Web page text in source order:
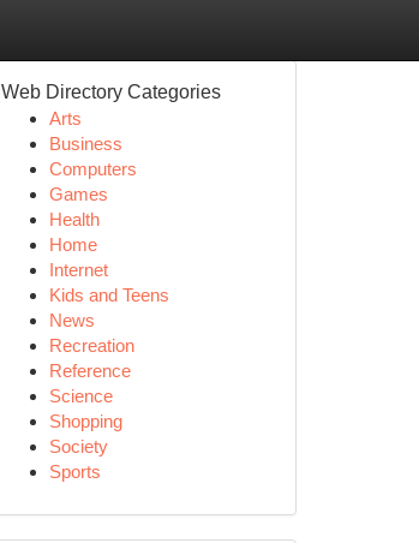
Web Directory Categories
Arts
Business
Computers
Games
Health
Home
Internet
Kids and Teens
News
Recreation
Reference
Science
Shopping
Society
Sports